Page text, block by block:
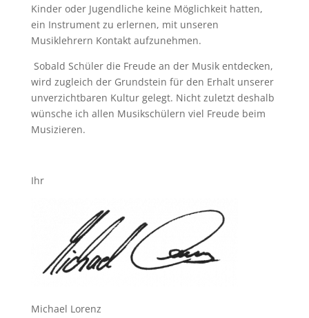
Kinder oder Jugendliche keine Möglichkeit hatten,
ein Instrument zu erlernen, mit unseren
Musiklehrern Kontakt aufzunehmen.
Sobald Schüler die Freude an der Musik entdecken,
wird zugleich der Grundstein für den Erhalt unserer
unverzichtbaren Kultur gelegt. Nicht zuletzt deshalb
wünsche ich allen Musikschülern viel Freude beim
Musizieren.
Ihr
Michael Lorenz